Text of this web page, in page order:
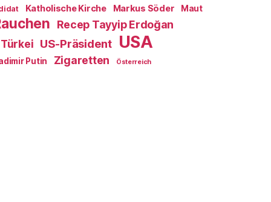
Katholische Kirche Markus Söder Maut
Recep Tayyip Erdoğan
Türkei US-Präsident USA
Putin Zigaretten Österreich